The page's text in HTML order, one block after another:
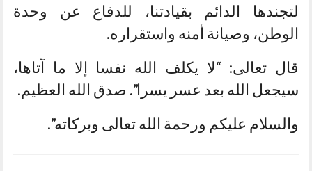
لتجندها الدائم بقيادتنا، للدفاع عن وحدة
الوطن، وصيانة أمنه واستقراره.
قال تعالى: “لا يكلف الله نفسا إلا ما آتاها،
سيجعل الله بعد عسر يسرا”. صدق الله العظيم.
والسلام عليكم ورحمة الله تعالى وبركاته”.